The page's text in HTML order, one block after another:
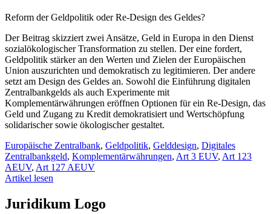
Reform der Geldpolitik oder Re-Design des Geldes?
Der Beitrag skizziert zwei Ansätze, Geld in Europa in den Dienst
sozialökologischer Transformation zu stellen. Der eine fordert,
Geldpolitik stärker an den Werten und Zielen der Europäischen
Union auszurichten und demokratisch zu legitimieren. Der andere
setzt am Design des Geldes an. Sowohl die Einführung digitalen
Zentralbankgelds als auch Experimente mit
Komplementärwährungen eröffnen Optionen für ein Re-Design, das
Geld und Zugang zu Kredit demokratisiert und Wertschöpfung
solidarischer sowie ökologischer gestaltet.
Europäische Zentralbank, Geldpolitik, Gelddesign, Digitales
Zentralbankgeld, Komplementärwährungen, Art 3 EUV, Art 123
AEUV, Art 127 AEUV
Artikel lesen
Juridikum Logo